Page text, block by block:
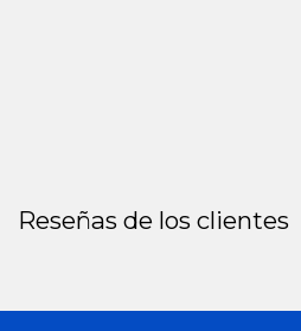
Reseñas de los clientes